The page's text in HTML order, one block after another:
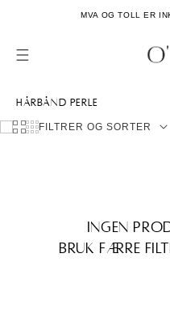
MVA OG TOLL ER
no.general.menu
Samling:
Hårbånd perle
FILTRER OG SORTER
Ingen
Bruk færre